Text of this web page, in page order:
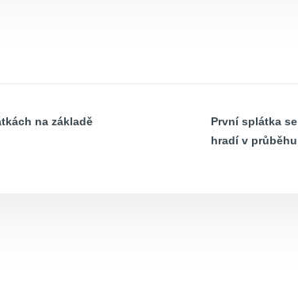
na základě
První splátka
hradí v